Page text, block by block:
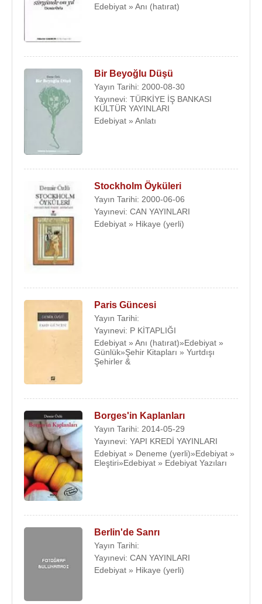
Edebiyat » Anı (hatırat)
Bir Beyoğlu Düşü
Yayın Tarihi: 2000-08-30
Yayınevi: TÜRKİYE İŞ BANKASI
KÜLTÜR YAYINLARI
Edebiyat » Anlatı
Stockholm Öyküleri
Yayın Tarihi: 2000-06-06
Yayınevi: CAN YAYINLARI
Edebiyat » Hikaye (yerli)
Paris Güncesi
Yayın Tarihi:
Yayınevi: P KİTAPLIĞI
Edebiyat » Anı (hatırat)»Edebiyat »
Günlük»Şehir Kitapları » Yurtdışı
Şehirler &
Borges'in Kaplanları
Yayın Tarihi: 2014-05-29
Yayınevi: YAPI KREDİ YAYINLARI
Edebiyat » Deneme (yerli)»Edebiyat »
Eleştiri»Edebiyat » Edebiyat Yazıları
Berlin'de Sanrı
Yayın Tarihi:
Yayınevi: CAN YAYINLARI
Edebiyat » Hikaye (yerli)